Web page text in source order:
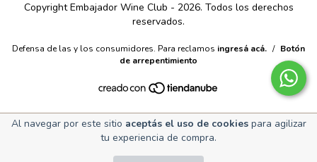
Al navegar por este sitio aceptás el uso de cookiespara agilizar
tu experiencia de compra.
Copyright Embajador Wine Club - 2026. Todos los derechos
reservados.
Defensa de las y los consumidores. Para reclamos ingresá acá. / Botón
de arrepentimiento